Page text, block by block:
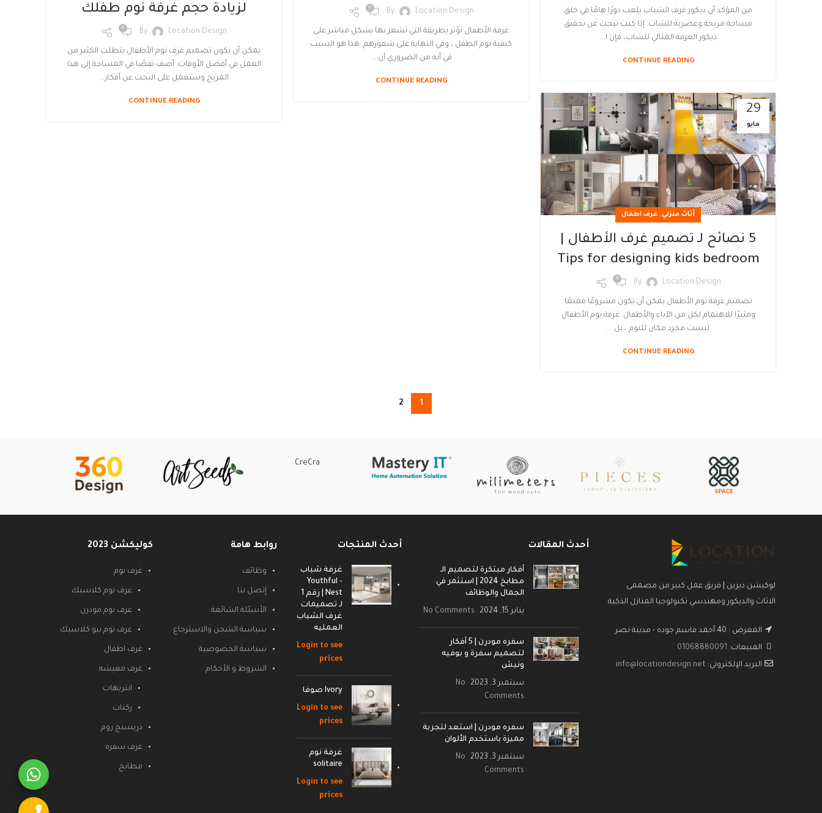
من المؤكد أن ديكور غرف الشباب يلعب دورًا هامًا في خلق
مساحة مريحة وعصرية للشاب. إذا كنت تبحث عن تحقيق
ديكور الغرفة المثالي للشاب، فإن ا...
CONTINUE READING
By Location Design
0
غرفة الأطفال تؤثر بطريقة التي تشعر بها بشكل مباشر على
كيفية نوم الطفل ، وفي النهاية على شعورهم. هذا هو السبب
في أنه من الضروري أن ...
CONTINUE READING
لزيادة حجم غرفة نوم طفلك
By Location Design
0
يمكن أن يكون تصميم غرف نوم الأطفال يتطلب الكثير من
العمل في أفضل الأوقات. أضف نقصًا في المساحة إلى هذا
المزيج وستعمل على البحث عن أفكار...
CONTINUE READING
29
مايو
أثاث منزلي, غرف اطفال
5 نصائح لـ تصميم غرف الأطفال |
Tips for designing kids bedroom
By Location Design
0
تصميم غرفة نوم الأطفال يمكن أن يكون مشروعًا ممتعًا
ومثيرًا للاهتمام لكل من الآباء والأطفال. غرفة نوم الأطفال
ليست مجرد مكان للنوم ، بل ...
CONTINUE READING
1
2
CreCra
لوكيشن ديزين | فريق عمل كبير من مصممى
الاثاث والديكور ومهندسي تكنولوجيا المنازل الذكية
المعرض : 40 أحمد قاسم جوده - مدينة نصر
المبيعات: 01068880091
البريد الإلكتروني: info@locationdesign.net
أحدث المقالات
أفكار مبتكرة لتصميم الـ
مطابخ 2024 | استثمر في
الجمال والوظائف
يناير 15, 2024 No Comments
سفره مودرن | 5 أفكار
لتصميم سفرة و بوفيه
ونيش
سبتمبر 3, 2023
No
Comments
سفره مودرن | استعد لتجربة
مميزة باستخدم الألوان
سبتمبر 3, 2023
No
Comments
أحدث المنتجات
غرفة شباب
- Youthful
Nest | رقم 1
لـ تصميمات
غرف الشباب
العمليه
Login to see
prices
Ivory صوفا
Login to see
prices
غرفة نوم
solitaire
Login to see
prices
روابط هامة
وظائف
إتصل بنا
الأسئلة الشائعة
سياسة الشحن والاسترجاع
سياسة الخصوصية
الشروط و الأحكام
كوليكشن 2023
غرف نوم
غرف نوم كلاسيك
غرف نوم مودرن
غرف نوم نيو كلاسيك
غرف اطفال
غرف معيشه
انتريهات
ركنات
دريسنج روم
غرف سفره
مطابخ